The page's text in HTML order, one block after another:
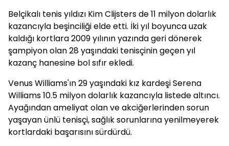
Belçikalı tenis yıldızı Kim Clijsters de 11 milyon dolarlık
kazancıyla beşinciliği elde etti. İki yıl boyunca uzak
kaldığı kortlara 2009 yılının yazında geri dönerek
şampiyon olan 28 yaşındaki tenisçinin geçen yıl
kazanç hanesine bol sıfır ekledi.
Venus Williams'ın 29 yaşındaki kız kardeşi Serena
Williams 10.5 milyon dolarlık kazancıyla listede altıncı.
Ayağından ameliyat olan ve akciğerlerinden sorun
yaşayan ünlü tenisçi, sağlık sorunlarına yenilmeyerek
kortlardaki başarısını sürdürdü.